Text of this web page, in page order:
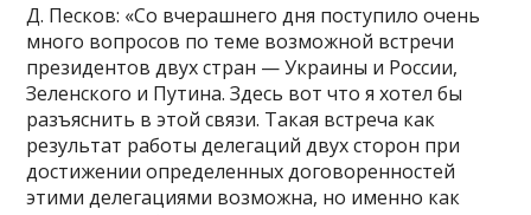
Д. Песков: «Со вчерашнего дня поступило очень
много вопросов по теме возможной встречи
президентов двух стран — Украины и России,
Зеленского и Путина. Здесь вот что я хотел бы
разъяснить в этой связи. Такая встреча как
результат работы делегаций двух сторон при
достижении определенных договоренностей
этими делегациями возможна, но именно как